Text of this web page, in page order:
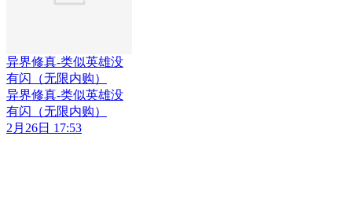
异界修真-类似英雄没
有闪（无限内购）
异界修真-类似英雄没
有闪（无限内购）
2月26日 17:53